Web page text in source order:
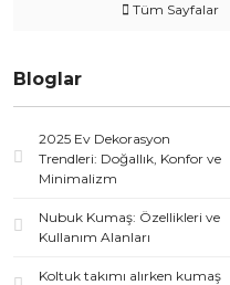
Tüm Sayfalar
Bloglar
2025 Ev Dekorasyon
Trendleri: Doğallık, Konfor ve
Minimalizm
Nubuk Kumaş: Özellikleri ve
Kullanım Alanları
Koltuk takımı alırken kumaş